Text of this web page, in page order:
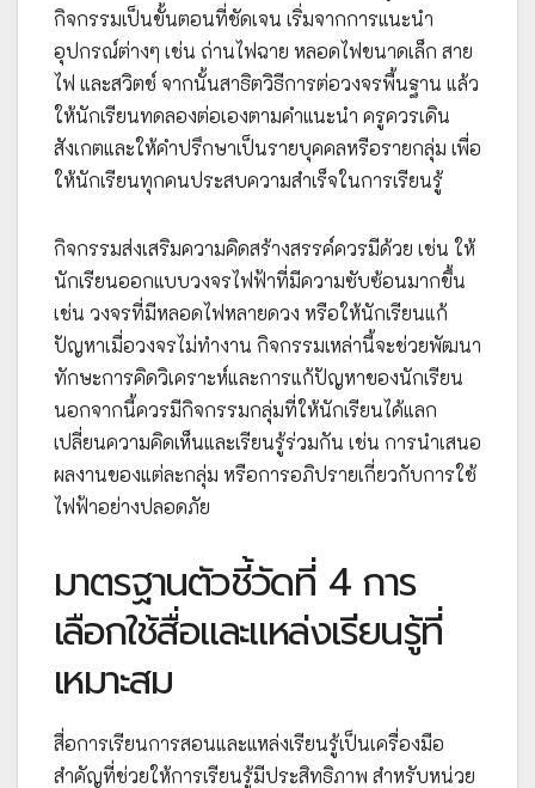
กิจกรรมเป็นขั้นตอนที่ชัดเจน เริ่มจากการแนะนำ
อุปกรณ์ต่างๆ เช่น ถ่านไฟฉาย หลอดไฟขนาดเล็ก สาย
ไฟ และสวิตช์ จากนั้นสาธิตวิธีการต่อวงจรพื้นฐาน แล้ว
ให้นักเรียนทดลองต่อเองตามคำแนะนำ ครูควรเดิน
สังเกตและให้คำปรึกษาเป็นรายบุคคลหรือรายกลุ่ม เพื่อ
ให้นักเรียนทุกคนประสบความสำเร็จในการเรียนรู้
กิจกรรมส่งเสริมความคิดสร้างสรรค์ควรมีด้วย เช่น ให้
นักเรียนออกแบบวงจรไฟฟ้าที่มีความซับซ้อนมากขึ้น
เช่น วงจรที่มีหลอดไฟหลายดวง หรือให้นักเรียนแก้
ปัญหาเมื่อวงจรไม่ทำงาน กิจกรรมเหล่านี้จะช่วยพัฒนา
ทักษะการคิดวิเคราะห์และการแก้ปัญหาของนักเรียน
นอกจากนี้ควรมีกิจกรรมกลุ่มที่ให้นักเรียนได้แลก
เปลี่ยนความคิดเห็นและเรียนรู้ร่วมกัน เช่น การนำเสนอ
ผลงานของแต่ละกลุ่ม หรือการอภิปรายเกี่ยวกับการใช้
ไฟฟ้าอย่างปลอดภัย
มาตรฐานตัวชี้วัดที่ 4 การ
เลือกใช้สื่อและแหล่งเรียนรู้ที่
เหมาะสม
สื่อการเรียนการสอนและแหล่งเรียนรู้เป็นเครื่องมือ
สำคัญที่ช่วยให้การเรียนรู้มีประสิทธิภาพ สำหรับหน่วย